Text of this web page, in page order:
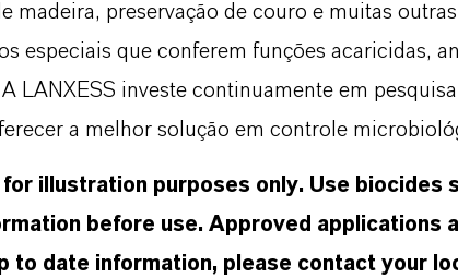
madeira, preservação de couro e muitas
especiais que conferem funções acaricidas,
LANXESS investe continuamente em
a melhor solução em controle
illustration purposes only. Use biocides
before use. Approved applications
to date information, please contact your